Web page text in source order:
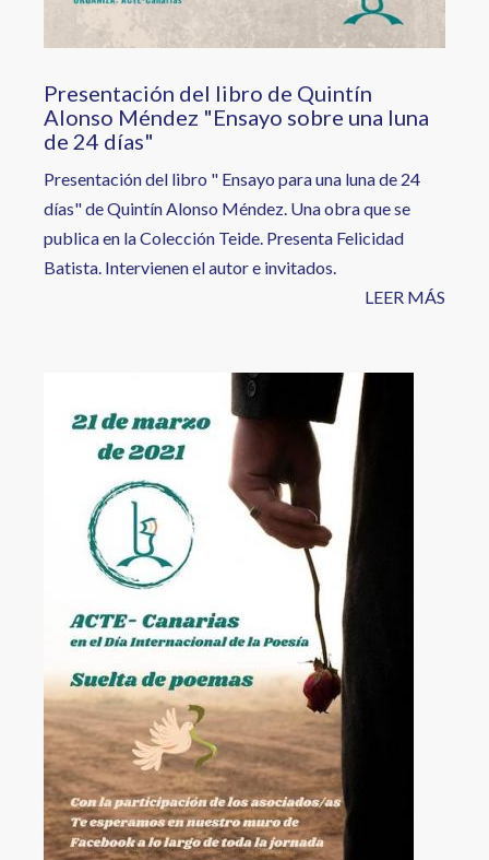
Presentación del libro de Quintín
Alonso Méndez "Ensayo sobre una luna
de 24 días"
Presentación del libro " Ensayo para una luna de 24
días" de Quintín Alonso Méndez. Una obra que se
publica en la Colección Teide. Presenta Felicidad
Batista. Intervienen el autor e invitados.
LEER MÁS